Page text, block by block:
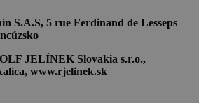
S.A.S, 5 rue Ferdinand de Lesseps
JELÍNEK Slovakia s.r.o.,
www.rjelinek.sk